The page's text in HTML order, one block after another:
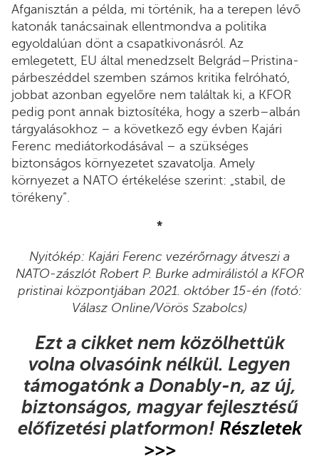
Afganisztán a példa, mi történik, ha a terepen lévő
katonák tanácsainak ellentmondva a politika
egyoldalúan dönt a csapatkivonásról. Az
emlegetett, EU által menedzselt Belgrád–Pristina-
párbeszéddel szemben számos kritika felróható,
jobbat azonban egyelőre nem találtak ki, a KFOR
pedig pont annak biztosítéka, hogy a szerb–albán
tárgyalásokhoz – a következő egy évben Kajári
Ferenc mediátorkodásával – a szükséges
biztonságos környezetet szavatolja. Amely
környezet a NATO értékelése szerint: „stabil, de
törékeny”.
*
Nyitókép: Kajári Ferenc vezérőrnagy átveszi a
NATO-zászlót Robert P. Burke admirálistól a KFOR
pristinai központjában 2021. október 15-én (fotó:
Válasz Online/Vörös Szabolcs)
Ezt a cikket nem közölhettük
volna olvasóink nélkül. Legyen
támogatónk a Donably-n, az új,
biztonságos, magyar fejlesztésű
előfizetési platformon! Részletek
>>>